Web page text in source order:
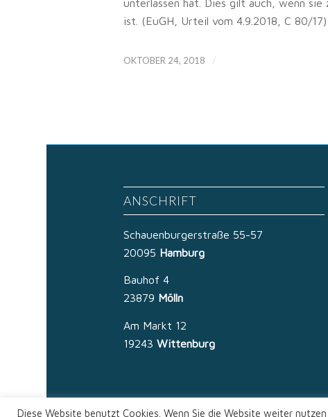
unterlassen hat. Dies gilt auch, wenn
ist. (EuGH, Urteil vom 4.9.2018, C 80/17)
OKTOBER 24, 2018 /
ANSCHRIFT
Schauenburgerstraße 55-57
20095 Hamburg
Bauhof 4
23879 Mölln
Am Markt 12
19243 Wittenburg
Diese Website benutzt Cookies. Wenn Sie die Website weiter